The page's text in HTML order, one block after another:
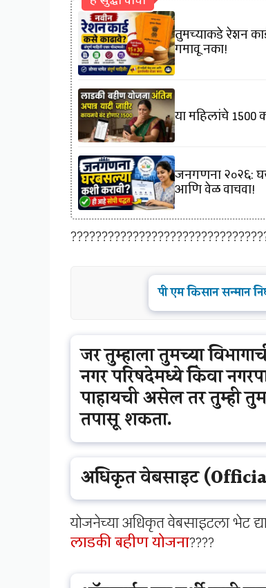
तुमच्याकडे रेशन
गमावू नका!
या महिलांचे 1500
जनगणना २०२६:
आणि वेळ वाचवा!
पी एम किसान सन्मान
जर तुम्हाला तुमच्या
नगर परिषदेमध्ये किंवा
पाहायची असेल तर तुम्ही
तपासू शकता.
अधिकृत वेबसाइट
योजनेच्या अधिकृत वेबसाइटला भेट
लाडकी बहीण योजना????